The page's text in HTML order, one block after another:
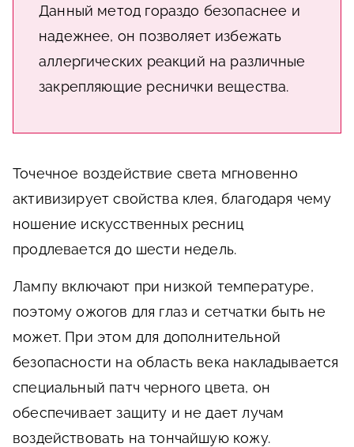
Данный метод гораздо безопаснее и
надежнее, он позволяет избежать
аллергических реакций на различные
закрепляющие реснички вещества.
Точечное воздействие света мгновенно
активизирует свойства клея, благодаря чему
ношение искусственных ресниц
продлевается до шести недель.
Лампу включают при низкой температуре,
поэтому ожогов для глаз и сетчатки быть не
может. При этом для дополнительной
безопасности на область века накладывается
специальный патч черного цвета, он
обеспечивает защиту и не дает лучам
воздействовать на тончайшую кожу.